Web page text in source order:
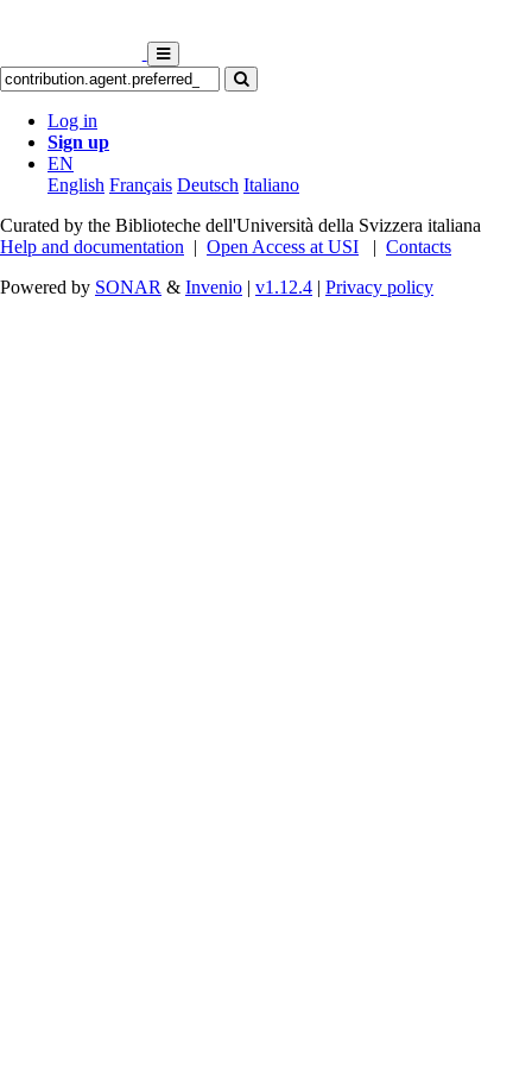
Log in
Sign up
EN
English Français Deutsch Italiano
Curated by the Biblioteche dell'Università della Svizzera italiana
Help and documentation | Open Access at USI | Contacts
Powered by SONAR & Invenio | v1.12.4 | Privacy policy